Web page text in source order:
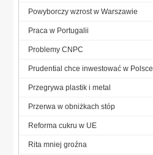
Powyborczy wzrost w Warszawie
Praca w Portugalii
Problemy CNPC
Prudential chce inwestować w Polsce
Przegrywa plastik i metal
Przerwa w obniżkach stóp
Reforma cukru w UE
Rita mniej groźna